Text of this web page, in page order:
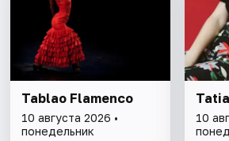
Tablao Flamenсo
10 августа 2026 •
понедельник
10